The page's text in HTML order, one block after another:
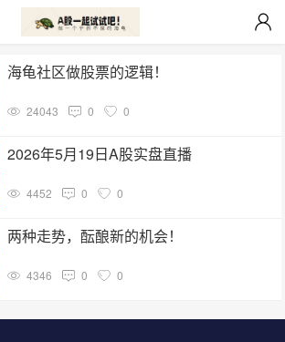
海龟社区做股票的逻辑！
24043 0 0
2026年5月19日A股实盘直播
4452 0 0
两种走势，酝酿新的机会！
4346 0 0